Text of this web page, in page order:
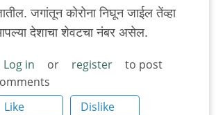
जगांतून कोरोना निघून जाईल तेंव्हा
देशाचा शेवटचा नंबर असेल.
Log in or register
to post
Like
Dislike